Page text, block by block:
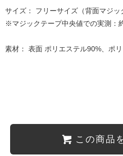
サイズ： フリーサイズ（背面マジッ
※マジックテープ中央値での実測：
素材： 表面 ポリエステル90%、ポ
この商品